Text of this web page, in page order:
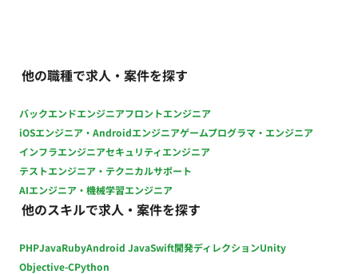
他の職種で求人・案件を探す
バックエンドエンジニアフロントエンジニア
iOSエンジニア・Androidエンジニアゲームプログラマ・エンジニア
インフラエンジニアセキュリティエンジニア
テストエンジニア・テクニカルサポート
AIエンジニア・機械学習エンジニア
他のスキルで求人・案件を探す
PHPJavaRubyAndroid JavaSwift開発ディレクションUnity
Objective-CPython